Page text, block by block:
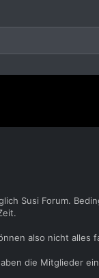
Susi Forum.
also nicht alles
die Mitglieder